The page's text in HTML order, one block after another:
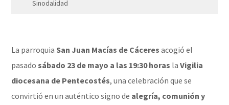
Sinodalidad
La parroquiaSan Juan Macías de Cáceres acogió el
pasadosábado 23 de mayo a las 19:30 horas laVigilia
diocesana de Pentecostés, una celebración que se
convirtió en un auténtico signo de alegría, comunión y